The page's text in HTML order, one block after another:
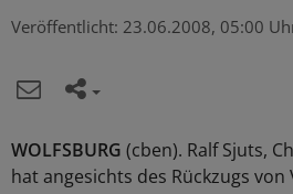
Veröffentlicht: 23.06.2008, 05:00
WOLFSBURG (cben). Ralf Sjuts,
hat angesichts des Rückzugs von